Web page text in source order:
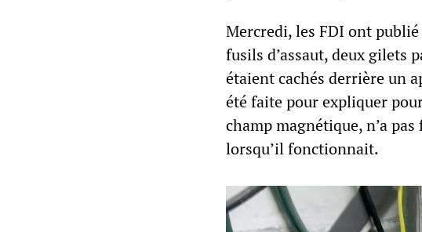
Mercredi, les FDI ont
fusils d’assaut, deux gilets
étaient cachés derrière un
été faite pour expliquer
champ magnétique, n’a
lorsqu’il fonctionnait.